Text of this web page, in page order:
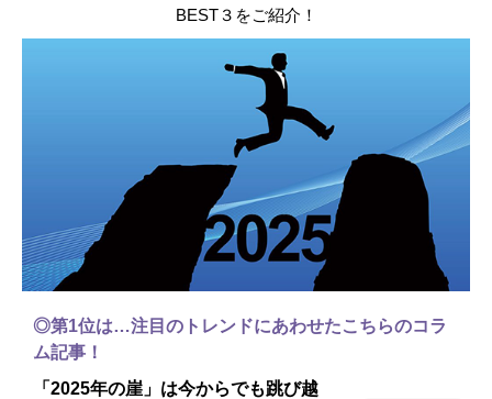
BEST３をご紹介！
◎第1位は…注目のトレンドにあわせたこちらのコラ
ム記事！
「2025年の崖」は今からでも跳び越